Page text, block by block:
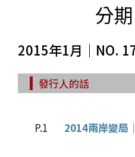
分
2015年1月｜NO.
發行人的話
P.1 2014兩岸變局